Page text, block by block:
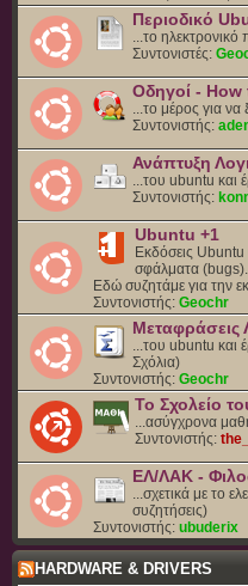
Περιοδικό
...το
Συντονιστές:
Οδηγοί -
...το μέρος για να
Συντονιστής:
Ανάπτυξη
...του ubuntu
Συντονιστής:
Ubuntu +1
Εκδόσεις
σφάλματα (bugs).
Eδώ συζητάμε για την
Συντονιστής: Geochr
Μεταφράσεις
...του ubuntu
Σχόλια)
Συντονιστής: Geochr
Το Σχολείο
...ασύγχρονα
Συντονιστής:
ΕΛ/ΛΑΚ -
...σχετικά με το
συζητήσεις)
Συντονιστής: ubuderix
HARDWARE & DRIVERS